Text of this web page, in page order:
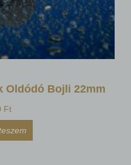
Oldódó Bojli 22mm
Ft